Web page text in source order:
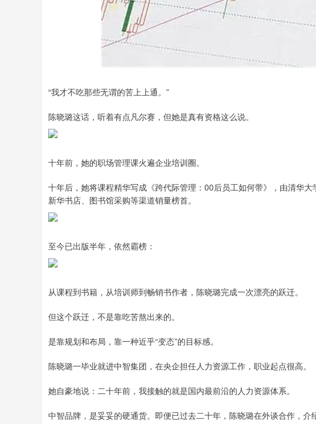
“我才不吃那些无谓的苦上上通。”
陈晓璐这话，听着有点凡尔赛，但她是真有资格这么说。
十年前，她的职场管理课火遍企业培训圈。
十年后，她将课程精华写成《跨代际管理：00后员工如何带》，由清华
新华书店、图书馆采购等渠道销量榜首。
至今已出版半年，依然霸榜：
从课程到书籍，从培训师到畅销书作者，陈晓璐完成一次漂亮的跃迁。
但这个跃迁，不是靠吃苦熬出来的。
是靠规划和布局，靠一种近乎“变态”的目标感。
陈晓璐一毕业就进中智集团，在央企担任人力资源工作，职业起点很高。
她自豪地说：二十年前，我接触的就是国内最前沿的人力资源体系。
中智品牌，是妥妥的硬通货。即便已过去二十年，陈晓璐在外谈合作，介
深证成指 14213.96